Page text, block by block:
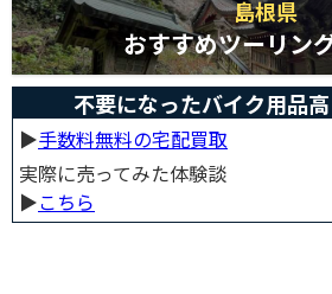
島根県
おすすめツーリン
不要になったバイク用品
▶︎手数料無料の宅配買取
実際に売ってみた体験談
▶︎こちら